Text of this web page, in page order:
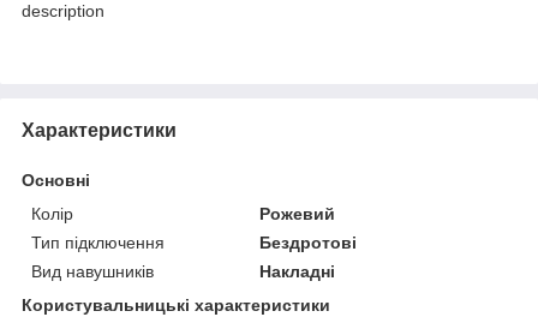
description
Характеристики
Основні
Колір
Рожевий
Тип підключення
Бездротові
Вид навушників
Накладні
Користувальницькі характеристики